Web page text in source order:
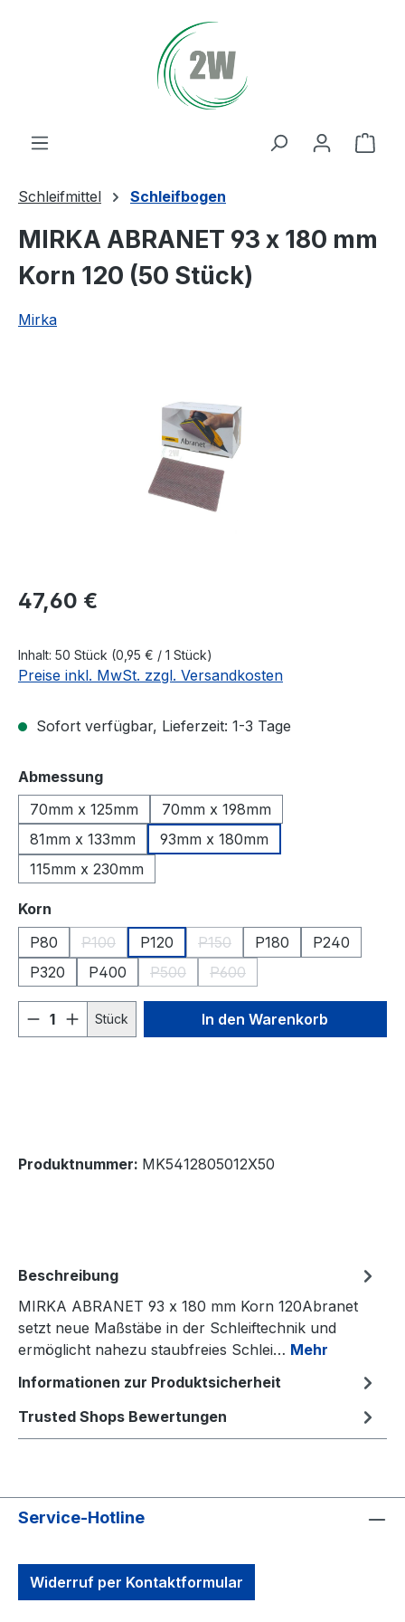
Schleifmittel Schleifbogen
MIRKA ABRANET 93 x 180 mm
Korn 120 (50 Stück)
Mirka
Regulärer Preis:
47,60 €
Inhalt: 50 Stück (0,95 € / 1 Stück)
Preise inkl. MwSt. zzgl. Versandkosten
Sofort verfügbar, Lieferzeit: 1-3 Tage
Abmessungauswählen
70mm x 125mm
70mm x 198mm
81mm x 133mm
93mm x 180mm
115mm x 230mm
Korn
P80
P100
(Diese Option ist zurzeit nicht verfügbar.)
P120 P150
(Diese Option ist zurzeit nicht
P180
P240
P320
P400 P500
(Diese Option ist zurzeit nicht
P600
(Diese Option ist zurzeit
Produkt Anzahl: Gib den
Stück In den Warenkorb
Produktnummer: MK5412805012X50
Beschreibung
MIRKA ABRANET 93 x 180 mm Korn 120Abranet
setzt neue Maßstäbe in der Schleiftechnik und
ermöglicht nahezu staubfreies Schlei… Mehr
Informationen zur Produktsicherheit
Trusted Shops Bewertungen
Service-Hotline
Widerruf per Kontaktformular